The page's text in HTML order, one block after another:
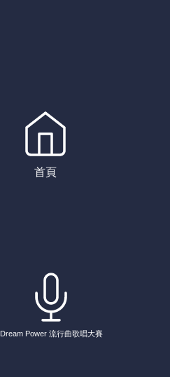
首頁
Dream Power 流行曲歌唱大賽